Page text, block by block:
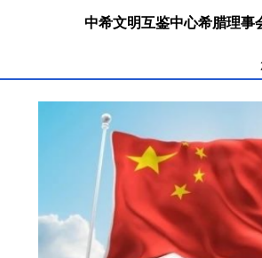
中希文明互鉴中心希腊理事